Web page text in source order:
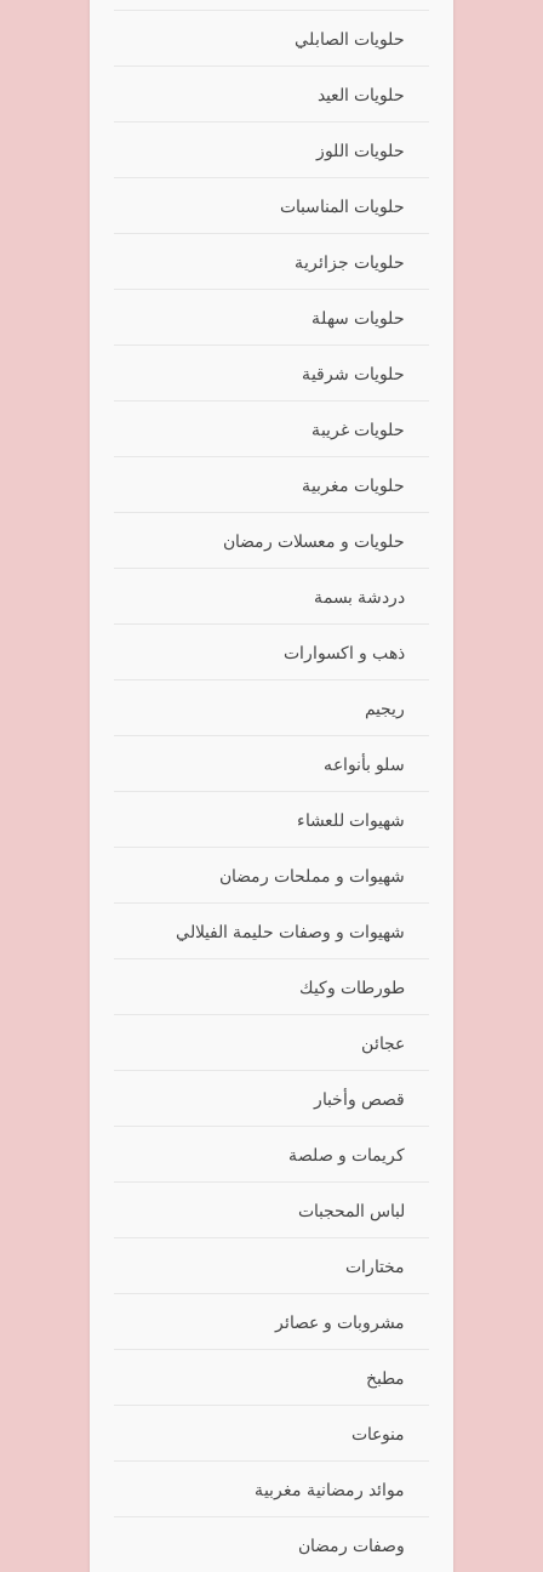
حلويات الصابلي
حلويات العيد
حلويات اللوز
حلويات المناسبات
حلويات جزائرية
حلويات سهلة
حلويات شرقية
حلويات غريبة
حلويات مغربية
حلويات و معسلات رمضان
دردشة بسمة
ذهب و اكسوارات
ريجيم
سلو بأنواعه
شهيوات للعشاء
شهيوات و مملحات رمضان
شهيوات و وصفات حليمة الفيلالي
طورطات وكيك
عجائن
قصص وأخبار
كريمات و صلصة
لباس المحجبات
مختارات
مشروبات و عصائر
مطبخ
منوعات
موائد رمضانية مغربية
وصفات رمضان